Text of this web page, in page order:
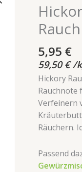
5,95 €
59,50€ /
Hickory
Rauchnote
Verfeinern
Räuchern.
Passend
100
g
mit
milder
Rauchnote
Menge